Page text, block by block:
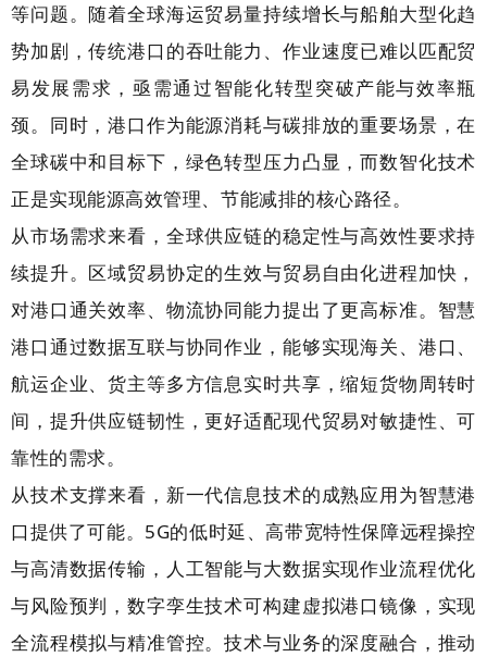
等问题。随着全球海运贸易量持续增长与船舶大型化趋
势加剧，传统港口的吞吐能力、作业速度已难以匹配贸
易发展需求，亟需通过智能化转型突破产能与效率瓶
颈。同时，港口作为能源消耗与碳排放的重要场景，在
全球碳中和目标下，绿色转型压力凸显，而数智化技术
正是实现能源高效管理、节能减排的核心路径。
从市场需求来看，全球供应链的稳定性与高效性要求持
续提升。区域贸易协定的生效与贸易自由化进程加快，
对港口通关效率、物流协同能力提出了更高标准。智慧
港口通过数据互联与协同作业，能够实现海关、港口、
航运企业、货主等多方信息实时共享，缩短货物周转时
间，提升供应链韧性，更好适配现代贸易对敏捷性、可
靠性的需求。
从技术支撑来看，新一代信息技术的成熟应用为智慧港
口提供了可能。5G的低时延、高带宽特性保障远程操控
与高清数据传输，人工智能与大数据实现作业流程优化
与风险预判，数字孪生技术可构建虚拟港口镜像，实现
全流程模拟与精准管控。技术与业务的深度融合，推动